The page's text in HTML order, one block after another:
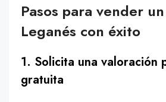
Pasos para vender
Leganés con éxito
1. Solicita una valoración
gratuita